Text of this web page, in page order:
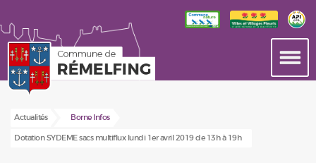
Actualités Borne Infos
Dotation SYDEME sacs multiflux lundi 1er avril 2019 de 13h à 19h